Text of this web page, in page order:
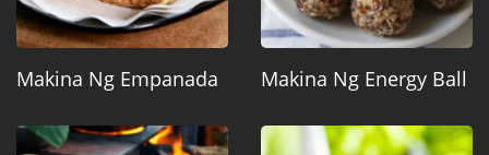
Makina Ng Empanada Makina Ng Energy Ball